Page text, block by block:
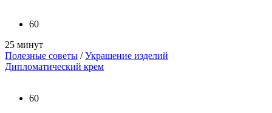
60
25 минут
Полезные советы /Украшение изделий
Дипломатический крем
60